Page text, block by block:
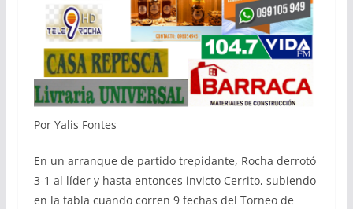
Por Yalis Fontes
En un arranque de partido trepidante, Rocha derrotó
3-1 al líder y hasta entonces invicto Cerrito, subiendo
en la tabla cuando corren 9 fechas del Torneo de